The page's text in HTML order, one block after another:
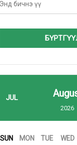
JUL
2026
SUN MON TUE WED